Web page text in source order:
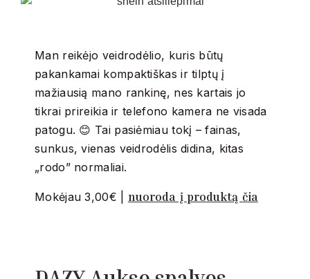
Man reikėjo veidrodėlio, kuris būtų
pakankamai kompaktiškas ir tilptų į
mažiausią mano rankinę, nes kartais jo
tikrai prireikia ir telefono kamera ne visada
patogu. 😊 Tai pasiėmiau tokį – fainas,
sunkus, vienas veidrodėlis didina, kitas
„rodo” normaliai.
Mokėjau 3,00€ | nuoroda į produktą čia